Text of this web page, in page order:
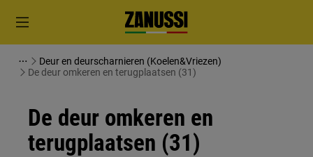
Deur en deurscharnieren (Koelen&Vriezen)
De deur omkeren en terugplaatsen (31)
De deur omkeren en
terugplaatsen (31)